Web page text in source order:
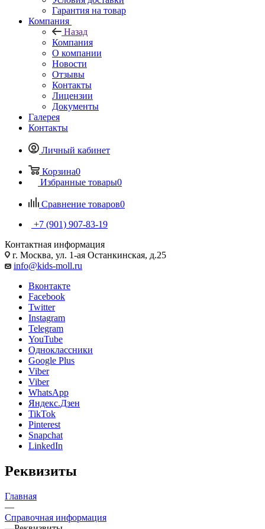
Гарантия на товар
Компания
Назад
Компания
О компании
Новости
Отзывы
Контакты
Лицензии
Документы
Галерея
Контакты
Личный кабинет
Корзина0
Избранные товары0
Сравнение товаров0
+7 (901) 907-83-19
Контактная информация
г. Москва, ул. 1-ая Останкинская, д.25
info@kids-moll.ru
Вконтакте
Facebook
Twitter
Instagram
Telegram
YouTube
Одноклассники
Google Plus
Viber
Viber
WhatsApp
Яндекс.Дзен
TikTok
Pinterest
Snapchat
LinkedIn
Реквизиты
Главная
—
Справочная информация